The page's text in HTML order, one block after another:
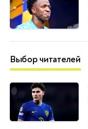
Выбор читателей